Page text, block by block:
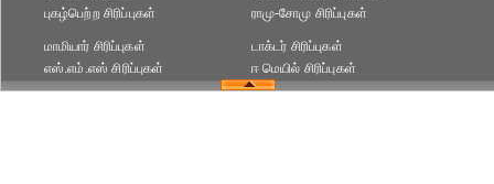
புகழ்பெற்ற சிரிப்புகள்
ராமு-சோமு சிரிப்புகள்
மாமியார் சிரிப்புகள்
எஸ்.எம்.எஸ் சிரிப்புகள்
டாக்டர் சிரிப்புகள்
ஈ மெயில் சிரிப்புகள்